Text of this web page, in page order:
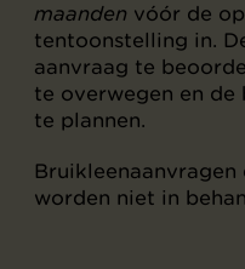
maanden vóór de
tentoonstelling in.
aanvraag te
te overwegen en de
te plannen.
worden niet in